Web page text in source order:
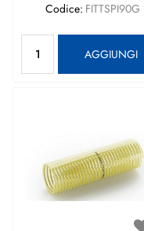
Codice: FITTSPI90G
AGGIUNGI